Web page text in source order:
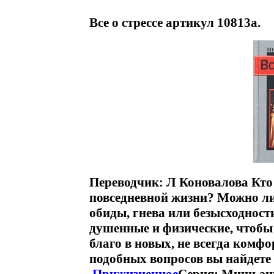
Все о стрессе артикул 10813a.
Переводчик: Л Коновалова Кто
повседневной жизни? Можно
обиды, гнева или
душенные и физические,
благо в новых, не всегда
подобных вопросов вы